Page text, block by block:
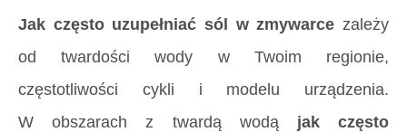
Jak często uzupełniać sól w zmywarce zależy
od twardości wody w Twoim regionie,
częstotliwości cykli i modelu urządzenia.
W obszarach z twardą wodą jak często